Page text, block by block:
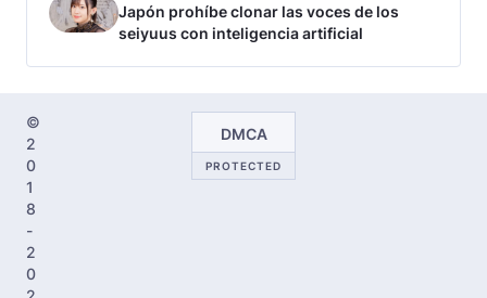
Japón prohíbe clonar las voces de los
seiyuus con inteligencia artificial
©
2
0
1
8
-
2
0
DMCA
PROTECTED